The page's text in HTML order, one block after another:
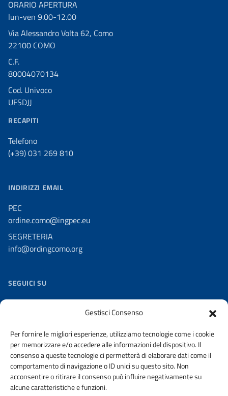
Gestisci Consenso
Per fornire le migliori esperienze, utilizziamo tecnologie come i cookie
per memorizzare e/o accedere alle informazioni del dispositivo. Il
consenso a queste tecnologie ci permetterà di elaborare dati come il
comportamento di navigazione o ID unici su questo sito. Non
acconsentire o ritirare il consenso può influire negativamente su
alcune caratteristiche e funzioni.
ORARIO APERTURA
lun-ven 9.00-12.00
Via Alessandro Volta 62, Como
22100 COMO
C.F.
80004070134
Cod. Univoco
UFSDJJ
RECAPITI
Telefono
(+39) 031 269 810
INDIRIZZI EMAIL
PEC
ordine.como@ingpec.eu
SEGRETERIA
info@ordingcomo.org
SEGUICI SU
Facebook
Youtube
Flickr
Slideshare